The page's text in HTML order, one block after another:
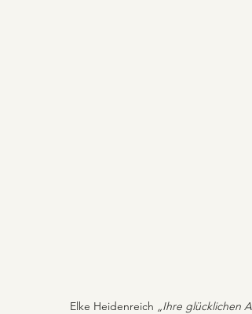
Elke Heidenreich „Ihre glücklichen